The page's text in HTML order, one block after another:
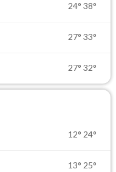
24° 38°
27° 33°
27° 32°
12° 24°
13° 25°